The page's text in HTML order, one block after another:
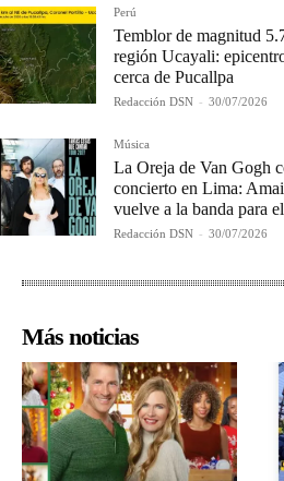
Perú
Temblor de magnitud
región Ucayali:
cerca de Pucallpa
Redacción DSN - 30/07/2026
Música
La Oreja de Van Gogh
concierto en Lima:
vuelve a la banda para
Redacción DSN - 30/07/2026
Más noticias